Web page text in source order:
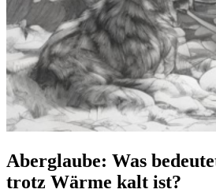
Aberglaube: Was
trotz Wärme kalt ist?